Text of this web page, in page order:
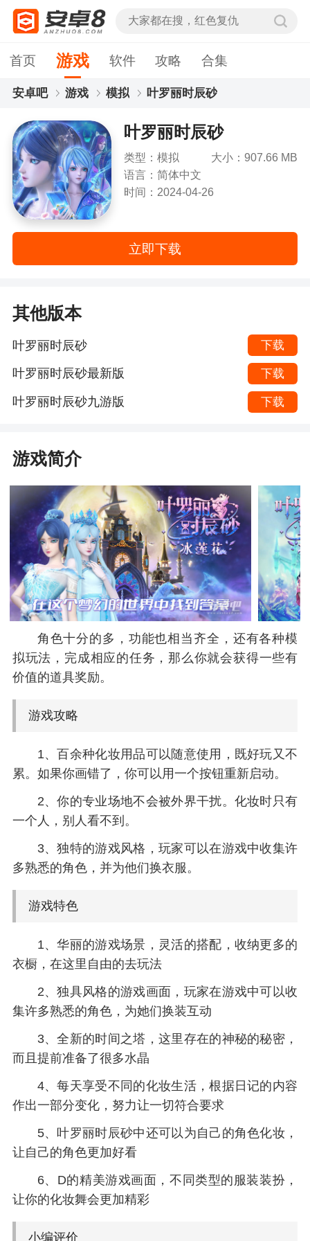
首页 游戏 软件 攻略 合集
安卓吧 游戏 模拟 叶罗丽时辰砂
叶罗丽时辰砂
类型：模拟
大小：907.66 MB
语言：简体中文
时间：2024-04-26
立即下载
其他版本
叶罗丽时辰砂 下载
叶罗丽时辰砂最新版 下载
叶罗丽时辰砂九游版 下载
游戏简介
角色十分的多，功能也相当齐全，还有各种模
拟玩法，完成相应的任务，那么你就会获得一些有
价值的道具奖励。
游戏攻略
1、百余种化妆用品可以随意使用，既好玩又不
累。如果你画错了，你可以用一个按钮重新启动。
2、你的专业场地不会被外界干扰。化妆时只有
一个人，别人看不到。
3、独特的游戏风格，玩家可以在游戏中收集许
多熟悉的角色，并为他们换衣服。
游戏特色
1、华丽的游戏场景，灵活的搭配，收纳更多的
衣橱，在这里自由的去玩法
2、独具风格的游戏画面，玩家在游戏中可以收
集许多熟悉的角色，为她们换装互动
3、全新的时间之塔，这里存在的神秘的秘密，
而且提前准备了很多水晶
4、每天享受不同的化妆生活，根据日记的内容
作出一部分变化，努力让一切符合要求
5、叶罗丽时辰砂中还可以为自己的角色化妆，
让自己的角色更加好看
6、D的精美游戏画面，不同类型的服装装扮，
让你的化妆舞会更加精彩
小编评价